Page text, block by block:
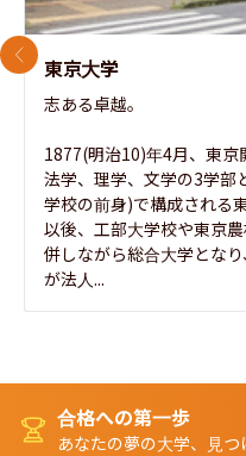
東京大学
志ある卓越。
1877(明治10)年4月、東京
法学、理学、文学の3学部
学校の前身)で構成される
以後、工部大学校や東京
併しながら総合大学とな
が法人...
前のスライド
合格への第一歩
あなたの夢の大学、見つ